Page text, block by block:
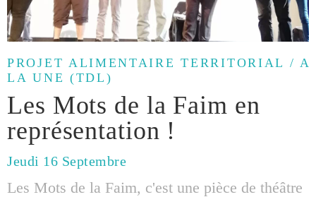
PROJET ALIMENTAIRE TERRITORIAL / A
LA UNE (TDL)
Les Mots de la Faim en
représentation !
Jeudi 16 Septembre
Les Mots de la Faim, c'est une pièce de théâtre